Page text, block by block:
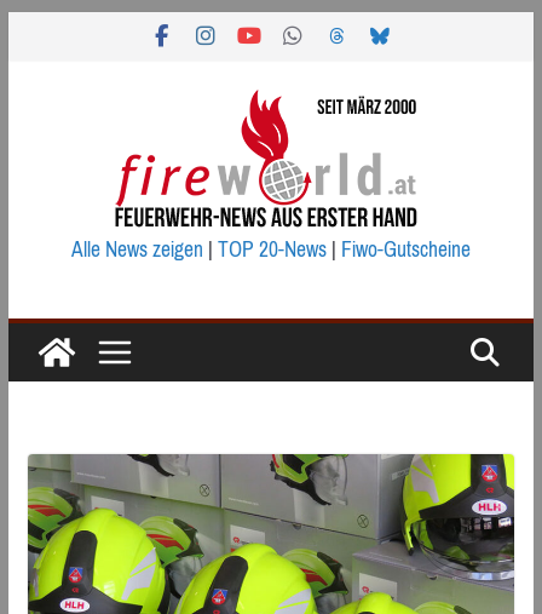
Alle News zeigen|TOP 20-News|Fiwo-Gutscheine